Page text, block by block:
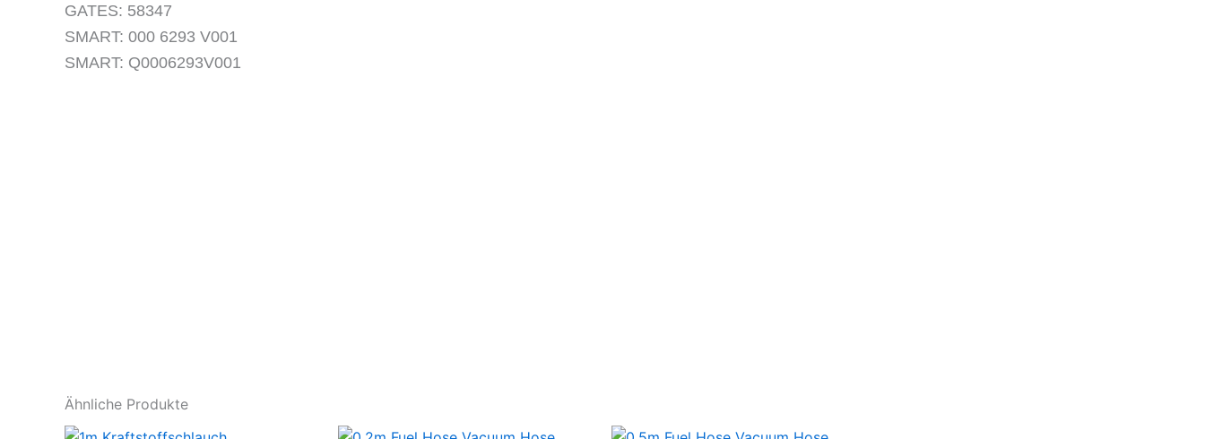
GATES: 58347
SMART: 000 6293 V001
SMART: Q0006293V001
Ähnliche Produkte